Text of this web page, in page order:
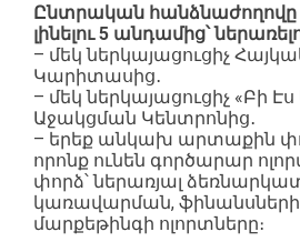
Ընտրական հանձնաժողովը
լինելու 5 անդամից՝
– մեկ ներկայացուցիչ
Կարիտասից․
– մեկ ներկայացուցիչ «Բի
Աջակցման Կենտրոնից․
– երեք անկախ արտաքին
որոնք ունեն գործարար
փորձ՝ ներառյալ
կառավարման,
մարքեթինգի ոլորտները։